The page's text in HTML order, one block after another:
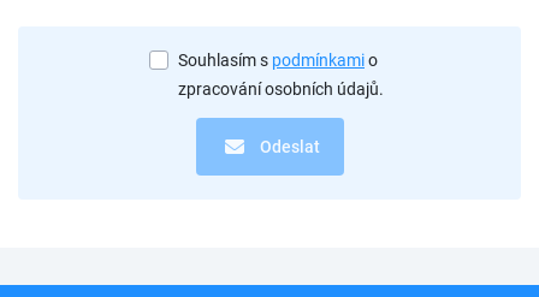
Souhlasím s podmínkamio
zpracování osobních údajů.
Odeslat